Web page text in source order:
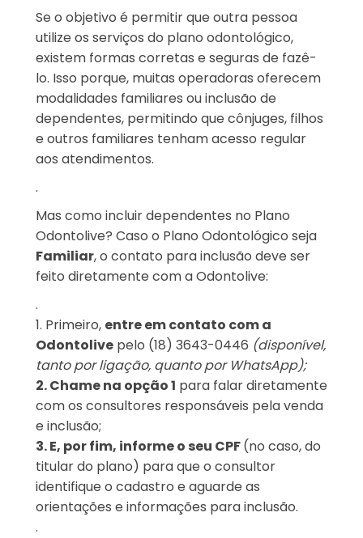
Se o objetivo é permitir que outra pessoa
utilize os serviços do plano odontológico,
existem formas corretas e seguras de fazê-
lo. Isso porque, muitas operadoras oferecem
modalidades familiares ou inclusão de
dependentes, permitindo que cônjuges, filhos
e outros familiares tenham acesso regular
aos atendimentos.
.
Mas como incluir dependentes no Plano
Odontolive? Caso o Plano Odontológico seja
Familiar, o contato para inclusão deve ser
feito diretamente com a Odontolive:
.
1. Primeiro, entre em contato com a
Odontolive pelo (18) 3643-0446 (disponível,
tanto por ligação, quanto por WhatsApp);
2. Chame na opção 1 para falar diretamente
com os consultores responsáveis pela venda
e inclusão;
3. E, por fim, informe o seu CPF(no caso, do
titular do plano) para que o consultor
identifique o cadastro e aguarde as
orientações e informações para inclusão.
.